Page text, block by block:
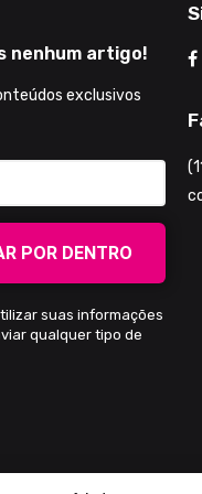
nenhum artigo!
exclusivos
POR DENTRO
suas informações
qualquer tipo de